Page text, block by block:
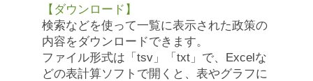
【ダウンロード】
検索などを使って一覧に表示された政策の
内容をダウンロードできます。
ファイル形式は「tsv」「txt」で、Excelな
どの表計算ソフトで開くと、表やグラフに